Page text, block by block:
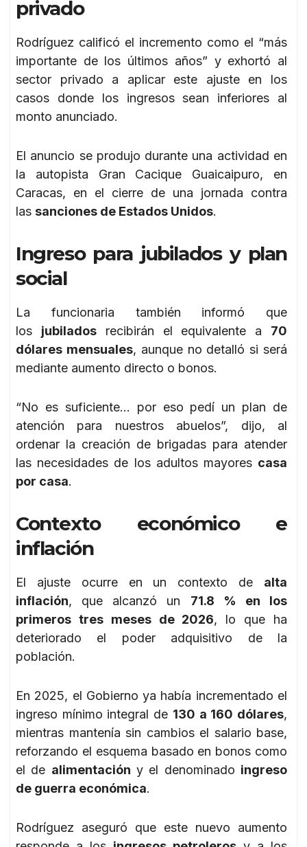
privado
Rodríguez calificó el incremento como el “más
importante de los últimos años” y exhortó al
sector privado a aplicar este ajuste en los
casos donde los ingresos sean inferiores al
monto anunciado.
El anuncio se produjo durante una actividad en
la autopista Gran Cacique Guaicaipuro, en
Caracas, en el cierre de una jornada contra
las sanciones de Estados Unidos.
Ingreso para jubilados y plan
social
La funcionaria también informó que
los jubiladosrecibirán el equivalente a 70
dólares mensuales, aunque no detalló si será
mediante aumento directo o bonos.
“No es suficiente… por eso pedí un plan de
atención para nuestros abuelos”, dijo, al
ordenar la creación de brigadas para atender
las necesidades de los adultos mayores casa
por casa.
Contexto económico e
inflación
El ajuste ocurre en un contexto de alta
inflación, que alcanzó un 71.8 % en los
primeros tres meses de 2026, lo que ha
deteriorado el poder adquisitivo de la
población.
En 2025, el Gobierno ya había incrementado el
ingreso mínimo integral de 130 a 160 dólares,
mientras mantenía sin cambios el salario base,
reforzando el esquema basado en bonos como
el de alimentación y el denominado ingreso
de guerra económica.
Rodríguez aseguró que este nuevo aumento